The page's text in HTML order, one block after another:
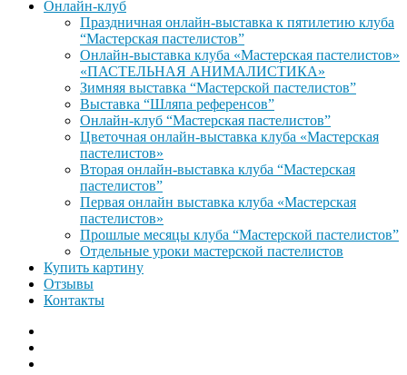
Онлайн-клуб
Праздничная онлайн-выставка к пятилетию клуба
“Мастерская пастелистов”
Онлайн-выставка клуба «Мастерская пастелистов»
«ПАСТЕЛЬНАЯ АНИМАЛИСТИКА»
Зимняя выставка “Мастерской пастелистов”
Выставка “Шляпа референсов”
Онлайн-клуб “Мастерская пастелистов”
Цветочная онлайн-выставка клуба «Мастерская
пастелистов»
Вторая онлайн-выставка клуба “Мастерская
пастелистов”
Первая онлайн выставка клуба «Мастерская
пастелистов»
Прошлые месяцы клуба “Мастерской пастелистов”
Отдельные уроки мастерской пастелистов
Купить картину
Отзывы
Контакты